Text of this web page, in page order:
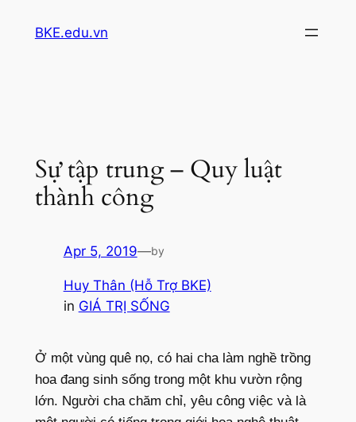
BKE.edu.vn
Sự tập trung – Quy luật
thành công
Apr 5, 2019—by
Huy Thân (Hỗ Trợ BKE)
in GIÁ TRỊ SỐNG
Ở một vùng quê nọ, có hai cha làm nghề trồng
hoa đang sinh sống trong một khu vườn rộng
lớn. Người cha chăm chỉ, yêu công việc và là